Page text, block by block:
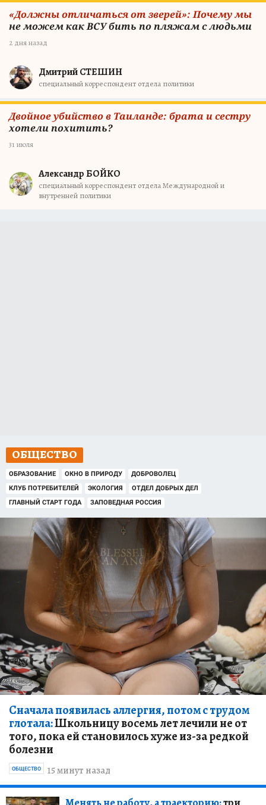
«Должны отличаться от зверей»: Почему мы
не можем как ВСУ бить по пляжам с людьми
2 дня назад
Дмитрий СТЕШИН
специальный корреспондент отдела политики
Двойное убийство в Таиланде: брата и сестру
хотели похитить?
31 июля
Александр БОЙКО
специальный корреспондент отдела Международной и
внутренней политики
ОБЩЕСТВО
ОБРАЗОВАНИЕ ОКНО В ПРИРОДУ
ДОБРОВОЛЕЦ
КЛУБ ПОТРЕБИТЕЛЕЙ
ЭКОЛОГИЯ
ОТДЕЛ ДОБРЫХ ДЕЛ
ГЛАВНЫЙ СТАРТ ГОДА
ЗАПОВЕДНАЯ РОССИЯ
Сначала появилась аллергия, потом с трудом
глотала:Школьницу восемь лет лечили не от
того, пока ей становилось хуже из-за редкой
болезни
15 минут назад
ОБЩЕСТВО